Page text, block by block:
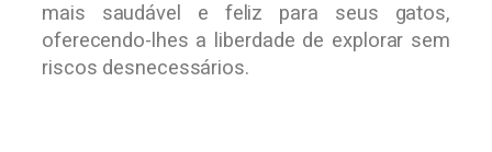
mais saudável e feliz para seus gatos,
oferecendo-lhes a liberdade de explorar sem
riscos desnecessários.